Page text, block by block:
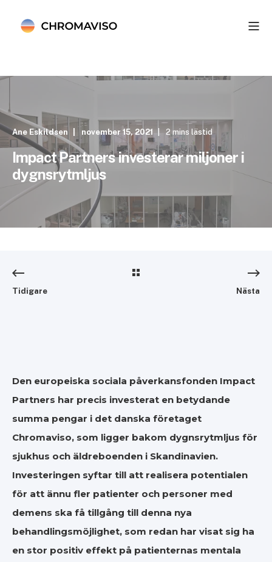
Ane Eskildsen november 15, 2021 2 mins lästid
Impact Partners investerar miljoner i
dygnsrytmljus
Tidigare Nästa
Den europeiska sociala påverkansfonden Impact
Partners har precis investerat en betydande
summa pengar i det danska företaget
Chromaviso, som ligger bakom dygnsrytmljus för
sjukhus och äldreboenden i Skandinavien.
Investeringen syftar till att realisera potentialen
för att ännu fler patienter och personer med
demens ska få tillgång till denna nya
behandlingsmöjlighet, som redan har visat sig ha
en stor positiv effekt på patienternas mentala